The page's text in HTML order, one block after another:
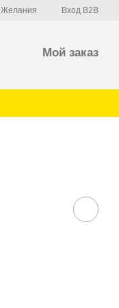
Желания Вход B2B
Мой заказ